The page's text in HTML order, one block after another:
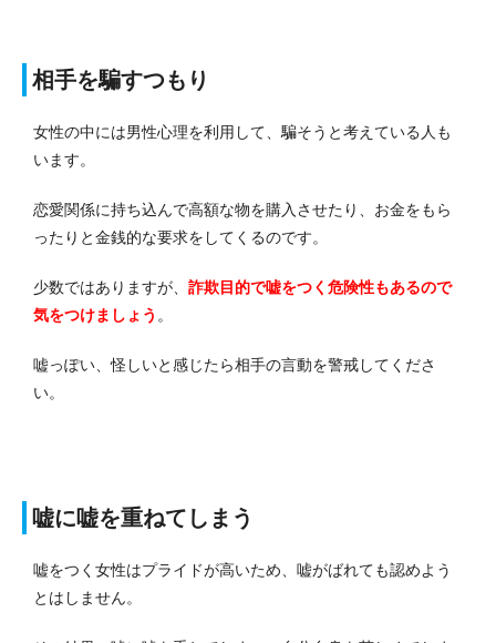
相手を騙すつもり
女性の中には男性心理を利用して、騙そうと考えている人も
います。
恋愛関係に持ち込んで高額な物を購入させたり、お金をもら
ったりと金銭的な要求をしてくるのです。
少数ではありますが、 詐欺目的で嘘をつく危険性もあるので
気をつけましょう 。
嘘っぽい、怪しいと感じたら相手の言動を警戒してくださ
い。
嘘に嘘を重ねてしまう
嘘をつく女性はプライドが高いため、嘘がばれても認めよう
とはしません。